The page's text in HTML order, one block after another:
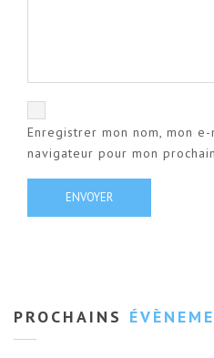
Enregistrer mon nom, mon
navigateur pour mon
PROCHAINS